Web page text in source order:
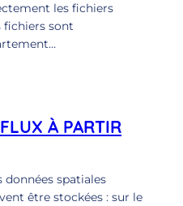
les fichiers
fichiers sont
À PARTIR
données spatiales
être stockées : sur le